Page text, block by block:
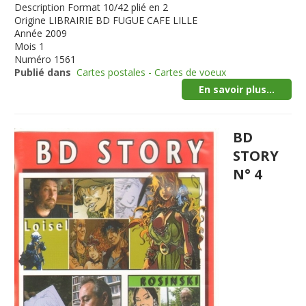
Description Format 10/42 plié en 2
Origine LIBRAIRIE BD FUGUE CAFE LILLE
Année 2009
Mois 1
Numéro 1561
Publié dans Cartes postales - Cartes de voeux
En savoir plus...
BD
STORY
N° 4